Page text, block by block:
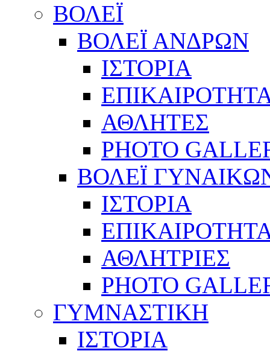
ΒΟΛΕΪ
ΒΟΛΕΪ ΑΝΔΡΩΝ
ΙΣΤΟΡΙΑ
ΑΘΛΗΤΕΣ
PHOTO
ΒΟΛΕΪ
ΙΣΤΟΡΙΑ
ΑΘΛΗΤΡΙΕΣ
PHOTO
ΓΥΜΝΑΣΤΙΚΗ
ΙΣΤΟΡΙΑ